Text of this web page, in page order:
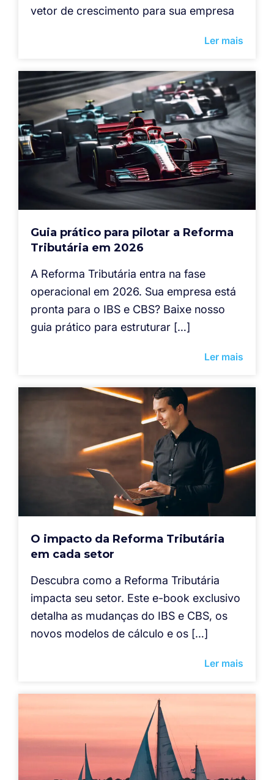
vetor de crescimento para sua empresa
Ler mais
Guia prático para pilotar a Reforma
Tributária em 2026
A Reforma Tributária entra na fase
operacional em 2026. Sua empresa está
pronta para o IBS e CBS? Baixe nosso
guia prático para estruturar […]
Ler mais
O impacto da Reforma Tributária
em cada setor
Descubra como a Reforma Tributária
impacta seu setor. Este e-book exclusivo
detalha as mudanças do IBS e CBS, os
novos modelos de cálculo e os […]
Ler mais